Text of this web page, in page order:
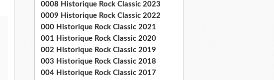
0008 Historique Rock Classic 2023
0009 Historique Rock Classic 2022
000 Historique Rock Classic 2021
001 Historique Rock Classic 2020
002 Historique Rock Classic 2019
003 Historique Rock Classic 2018
004 Historique Rock Classic 2017